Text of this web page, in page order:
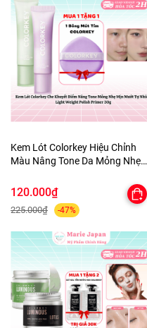
Kem Lót Colorkey Hiệu Chỉnh
Màu Nâng Tone Da Mỏng Nhẹ
Primer 30g - TẶNG 1 BÔNG MÚT
120.000₫
225.000₫ -47%